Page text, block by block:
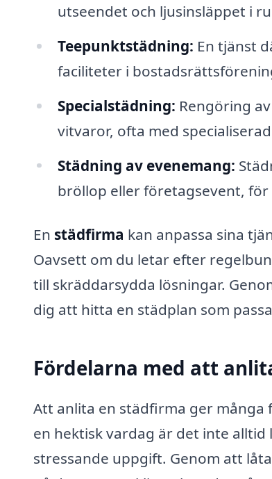
utseendet och ljusinsläppet i
Teepunktstädning: En tjänst
faciliteter i
Specialstädning: Rengöring
vitvaror, ofta med
Städning av evenemang:
bröllop eller företagsevent,
En städfirma kan anpassa sina
Oavsett om du letar efter
till skräddarsydda lösningar.
dig att hitta en städplan som
Fördelarna med att
Att anlita en städfirma ger
en hektisk vardag är det inte
stressande uppgift. Genom att